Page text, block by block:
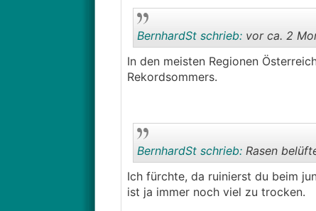
BernhardSt schrieb:vor ca. 2
In den meisten Regionen
Rekordsommers.
BernhardSt schrieb:Rasen
Ich fürchte, da ruinierst du beim
ist ja immer noch viel zu trocken.